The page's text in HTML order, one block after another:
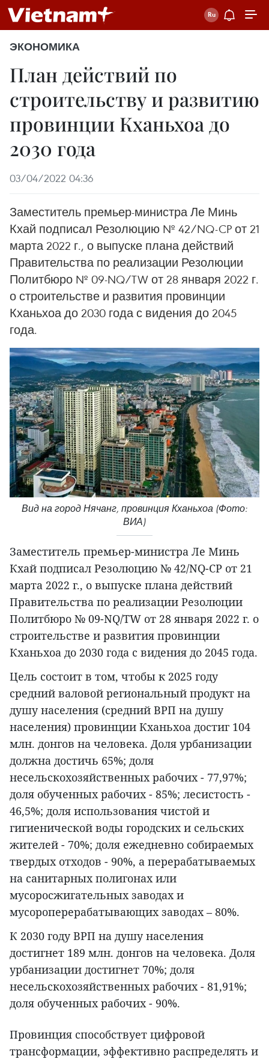
ЭКОНОМИКА
План действий по
строительству и развитию
провинции Кханьхоа до
2030 года
03/04/2022 04:36
Заместитель премьер-министра Ле Минь
Кхай подписал Резолюцию № 42/NQ-CP от 21
марта 2022 г., о выпуске плана действий
Правительства по реализации Резолюции
Политбюро № 09-NQ/TW от 28 января 2022 г.
о строительстве и развития провинции
Кханьхоа до 2030 года с видения до 2045
года.
Вид на город Нячанг, провинция Кханьхоа (Фото:
ВИА)
Заместитель премьер-министра Ле Минь
Кхай подписал Резолюцию № 42/NQ-CP от 21
марта 2022 г., о выпуске плана действий
Правительства по реализации Резолюции
Политбюро № 09-NQ/TW от 28 января 2022 г. о
строительстве и развития провинции
Кханьхоа до 2030 года с видения до 2045 года.
Цель состоит в том, чтобы к 2025 году
средний валовой региональный продукт на
душу населения (средний ВРП на душу
населения) провинции Кханьхоа достиг 104
млн. донгов на человека. Доля урбанизации
должна достичь 65%; доля
несельскохозяйственных рабочих - 77,97%;
доля обученных рабочих - 85%; лесистость -
46,5%; доля использования чистой и
гигиенической воды городских и сельских
жителей - 70%; доля ежедневно собираемых
твердых отходов - 90%, а перерабатываемых
на санитарных полигонах или
мусоросжигательных заводах и
мусороперерабатывающих заводах – 80%.
К 2030 году ВРП на душу населения
достигнет 189 млн. донгов на человека. Доля
урбанизации достигнет 70%; доля
несельскохозяйственных рабочих - 81,91%;
доля обученных рабочих - 90%.
Провинция способствует цифровой
трансформации, эффективно распределять и